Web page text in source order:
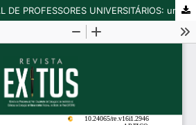
ÉTICA PROFISSIONAL DE PROFESSORES UNIVERSITÁRIOS: um mapa do cenário nacional